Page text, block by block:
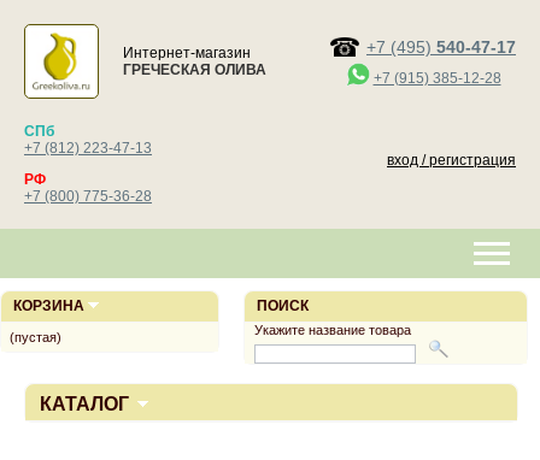
Интернет-магазин
ГРЕЧЕСКАЯ ОЛИВА
+7 (495) 540-47-17
+7 (915) 385-12-28
СПб
+7 (812) 223-47-13
РФ
+7 (800) 775-36-28
вход / регистрация
КАТАЛОГ
ПОИСК
Укажите название товара
КОРЗИНА
(пустая)